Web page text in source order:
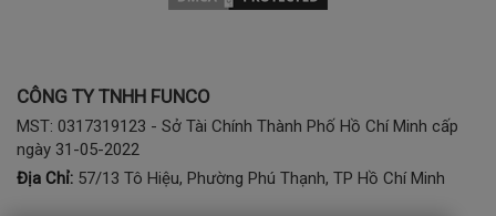
CÔNG TY TNHH FUNCO
MST: 0317319123 - Sở Tài Chính Thành Phố Hồ Chí Minh cấp
ngày 31-05-2022
Địa Chỉ: 57/13 Tô Hiệu, Phường Phú Thạnh, TP Hồ Chí Minh